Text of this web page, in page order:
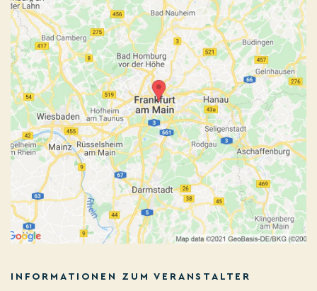
INFORMATIONEN ZUM VERANSTALTER